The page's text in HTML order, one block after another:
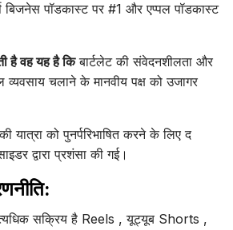
बिजनेस पॉडकास्ट पर #1 और एप्पल पॉडकास्ट
है वह यह है किबार्टलेट की संवेदनशीलता और
व्यवसाय चलाने के मानवीय पक्ष को उजागर
यात्रा को पुनर्परिभाषित करने के लिए द
द्वारा प्रशंसा की गई।
सक्रिय है Reels , यूट्यूब Shorts ,